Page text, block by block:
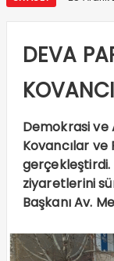
DEVA
Demokrasi ve
Kovancılar
gerçekleştirdi.
ziyaretlerini
Başkanı Av.